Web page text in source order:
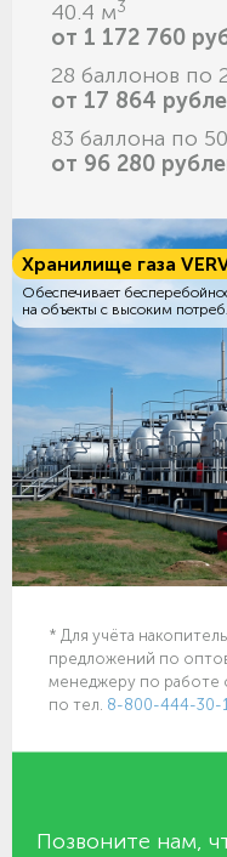
40.4 м3
от 1 172 760
28 баллонов по
от 17 864
83 баллона по
от 96 280
Хранилище газа
Обеспечивает
на объекты с высоким
* Для учёта
предложений по
менеджеру по работе
по тел. 8-800-444-30-
Позвоните нам,